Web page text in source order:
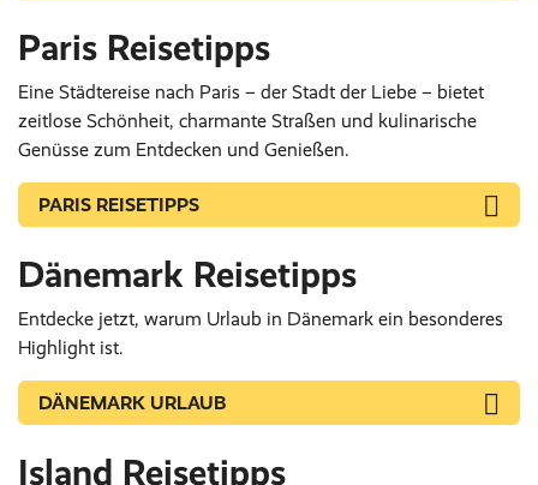
Paris Reisetipps
Eine Städtereise nach Paris – der Stadt der Liebe – bietet
zeitlose Schönheit, charmante Straßen und kulinarische
Genüsse zum Entdecken und Genießen.
PARIS REISETIPPS
Dänemark Reisetipps
Entdecke jetzt, warum Urlaub in Dänemark ein besonderes
Highlight ist.
DÄNEMARK URLAUB
Island Reisetipps